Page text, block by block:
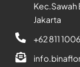
Kec.Sawah
Jakarta
+62 811